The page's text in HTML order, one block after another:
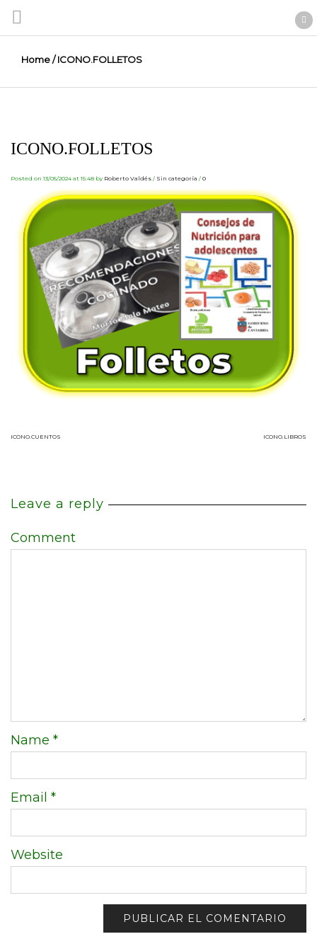
Home/ ICONO.FOLLETOS
ICONO.FOLLETOS
Posted on 13/05/2024 at 15:48 by Roberto Valdés / Sin categoría / 0
ICONO.CUENTOS ICONO.LIBROS
Leave a reply
Comment
Name *
Email *
Website